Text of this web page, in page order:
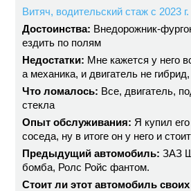
Витяч, водительский стаж с 2023 г.
Достоинства: Внедорожник-
ездить по полям
Недостатки: Мне кажется у него
а механика, и двигатель не
Что ломалось: Все, двигатель,
стекла
Опыт обслуживания: Я купил
соседа, ну в итоге он у него и
Предыдущий автомобиль: ЗАЗ
бомба, Ролс Ройс фантом.
Стоит ли этот автомобиль